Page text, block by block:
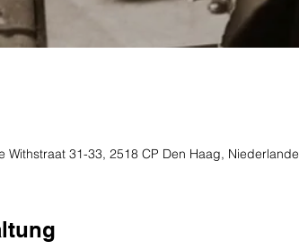
Withstraat 31-33, 2518 CP Den Haag, Niederlande